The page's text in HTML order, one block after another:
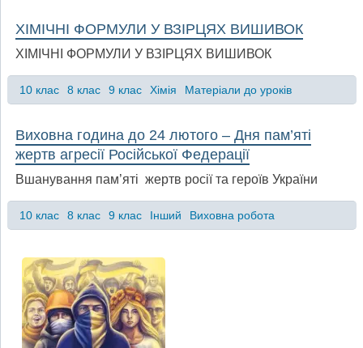
ХІМІЧНІ ФОРМУЛИ У ВЗІРЦЯХ ВИШИВОК
ХІМІЧНІ ФОРМУЛИ У ВЗІРЦЯХ ВИШИВОК
10 клас 8 клас 9 клас Хімія Матеріали до уроків
Виховна година до 24 лютого – Дня пам’яті
жертв агресії Російської Федерації
Вшанування пам’яті жертв росії та героїв України
10 клас 8 клас 9 клас Інший Виховна робота